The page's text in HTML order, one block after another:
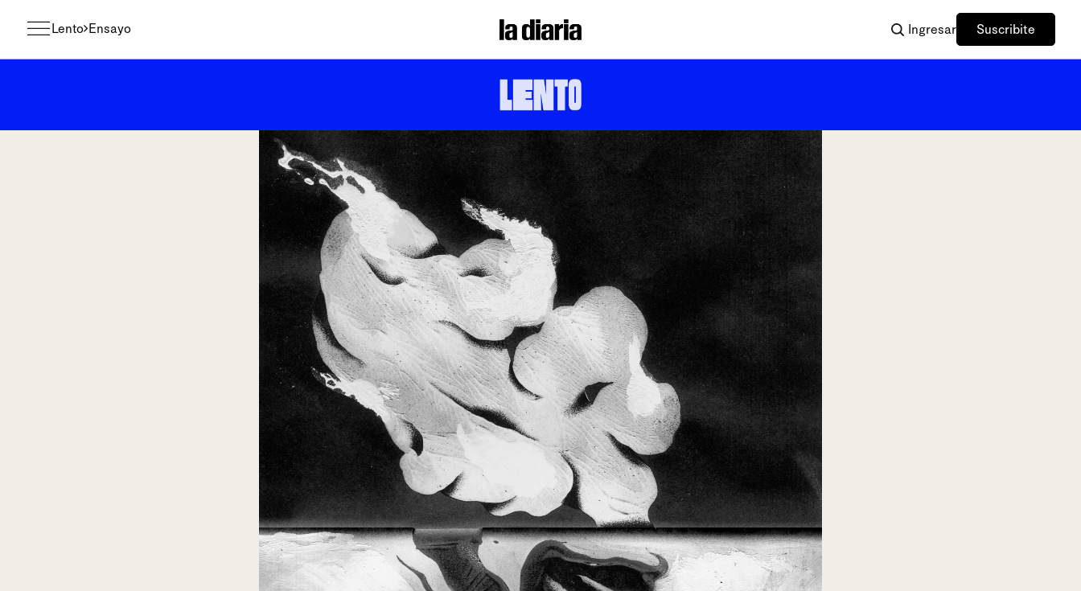
Lento Ensayo Ingresar Suscribite